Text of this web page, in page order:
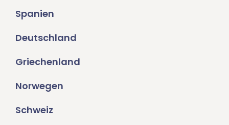
Spanien
Deutschland
Griechenland
Norwegen
Schweiz